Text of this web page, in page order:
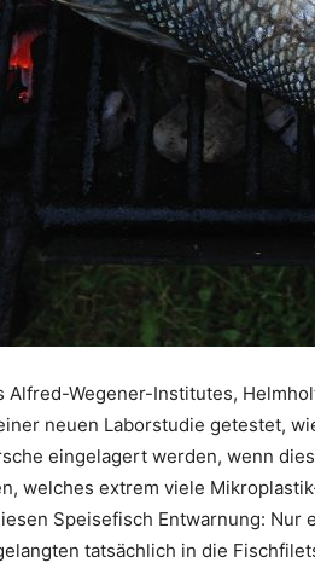
Alfred-Wegener-Institutes,
neuen Laborstudie getestet,
eingelagert werden, wenn
welches extrem viele
Speisefisch Entwarnung: Nur
tatsächlich in die